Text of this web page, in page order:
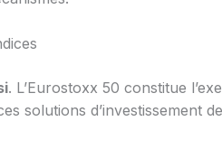
. L’Eurostoxx 50 constitue
solutions d’investissement de